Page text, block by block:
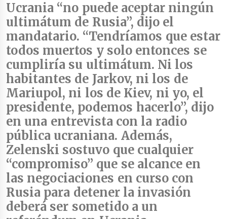
Ucrania “no puede aceptar ningún
ultimátum de Rusia”, dijo el
mandatario. “Tendríamos que estar
todos muertos y solo entonces se
cumpliría su ultimátum. Ni los
habitantes de Jarkov, ni los de
Mariupol, ni los de Kiev, ni yo, el
presidente, podemos hacerlo”, dijo
en una entrevista con la radio
pública ucraniana. Además,
Zelenski sostuvo que cualquier
“compromiso” que se alcance en
las negociaciones en curso con
Rusia para detener la invasión
deberá ser sometido a un